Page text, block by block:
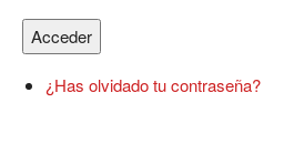
Acceder
¿Has olvidado tu contraseña?